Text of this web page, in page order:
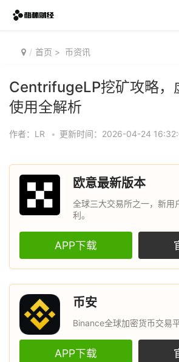
首页 > 币资讯
CentrifugeLP挖矿攻略，
使用全解析
作者：LR • 更新时间：2026-04-24
欧意最新版本
全球三大交易所之一，新用
利。
APP下载
币安
Binance全球加密货币交易
APP下载